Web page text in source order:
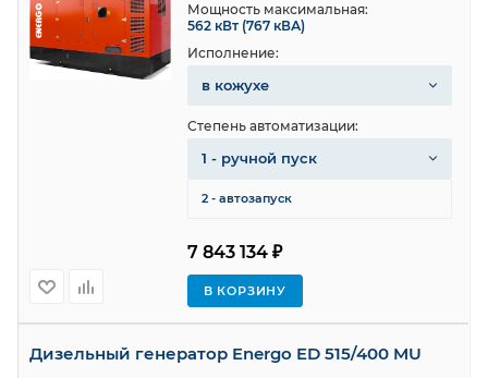
7 843 134 ₽
В КОРЗИНУ
Мощность максимальная:
562 кВт (767 кВА)
Исполнение:
в кожухе
Степень автоматизации:
1 - ручной пуск
2 - автозапуск
Дизельный генератор Energo ED 515/400 MU